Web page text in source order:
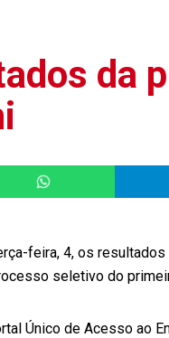
da
feira, 4, os
seletivo do
Único de Acesso ao